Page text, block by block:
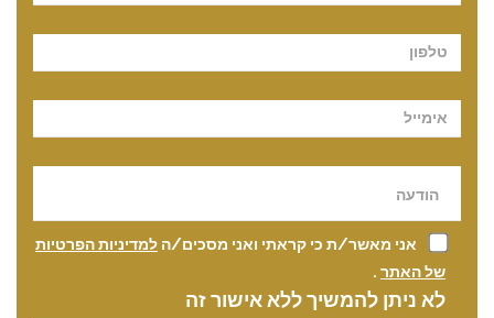
אני מאשר/ת כי קראתי ואני מסכים/ה למדיניות הפרטיות
של האתר .
לא ניתן להמשיך ללא אישור זה